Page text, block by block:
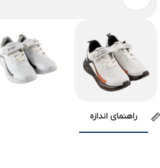
راهنمای اندازه